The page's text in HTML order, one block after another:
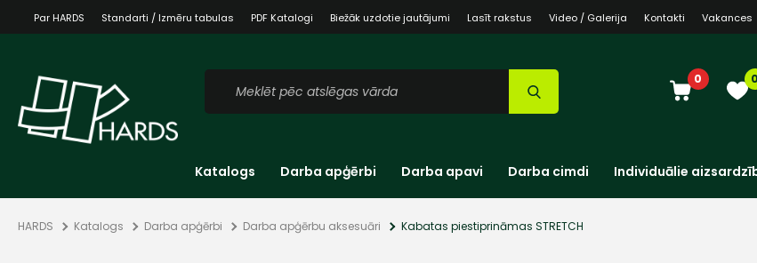
Par HARDS Standarti / Izmēru tabulas PDF Katalogi Biežāk uzdotie jautājumi Lasīt rakstus Video / Galerija Kontakti Vakances
0 0
Katalogs Darba apģērbi Darba apavi Darba cimdi Individuālie
HARDS Katalogs Darba apģērbi Darba apģērbu aksesuāri Kabatas piestiprināmas STRETCH